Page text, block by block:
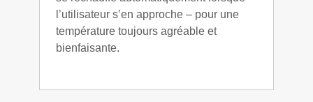
l’utilisateur s’en approche – pour une
température toujours agréable et
bienfaisante.